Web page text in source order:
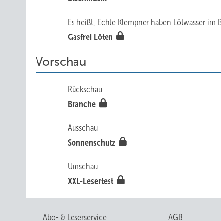
Es heißt, Echte Klempner haben Lötwasser im
Gasfrei Löten
Vorschau
Rückschau
Branche
Ausschau
Sonnenschutz
Umschau
XXL-Lesertest
Abo- & Leserservice AGB